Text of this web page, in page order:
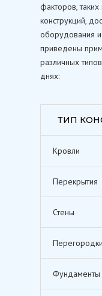
факторов,
конструкций,
оборудования
приведены
различных
днях:
ТИП
Кровли
Перекрытия
Стены
Перегородки
Фундаменты